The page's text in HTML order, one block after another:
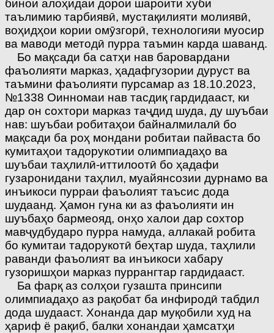
бинои алоҳидаи дорои шароити хуби
таълимию тарбиявӣ, мустақилияти молиявӣ,
воҳидҳои кории омӯзгорӣ, технологияи муосир
ва маводи методӣ пурра таъмин карда шаванд.
Бо мақсади ба сатҳи нав баровардани
фаъолияти марказ, ҳадафгузории дуруст ва
таъмини фаъолияти пурсамар аз 18.10.2023,
№1338 Оинномаи нав тасдиқ гардидааст, ки
дар он сохтори марказ таҷдид шуда, ду шуъбаи
нав: шуъбаи робитаҳои байналмилалӣ бо
мақсади ба роҳ мондани робитаи пайваста бо
кумитаҳои тадорукотии олимпиадаҳо ва
шуъбаи таҳлилӣ-иттилоотӣ бо ҳадафи
гузаронидани таҳлил, муайянсозии дурнамо ва
инъикоси пурраи фаъолият таъсис дода
шудаанд. Ҳамон гуна ки аз фаъолияти ин
шуъбаҳо бармеояд, онҳо халои дар сохтор
мавҷудбударо пурра намуда, аллакай робита
бо кумитаи тадорукотӣ беҳтар шуда, таҳлили
раванди фаъолият ва инъикоси хабару
гузоришҳои марказ пуррангтар гардидааст.
Ба фарқ аз солҳои гузашта принсипи
олимпиадаҳо аз рақобат ба инфиродӣ табдил
дода шудааст. Хонанда дар муқобили худ на
ҳариф ё рақиб, балки хонандаи ҳамсатҳи